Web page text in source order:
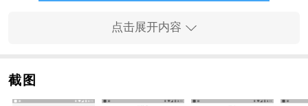
决建筑企业在日常运营中遇到的各种管理难题。通过整
点击展开内容
截图